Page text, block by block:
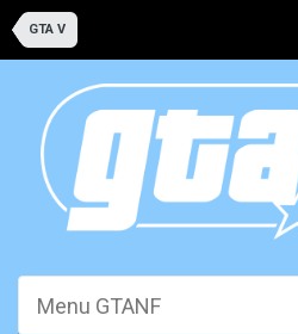
GTA V
Menu GTANF